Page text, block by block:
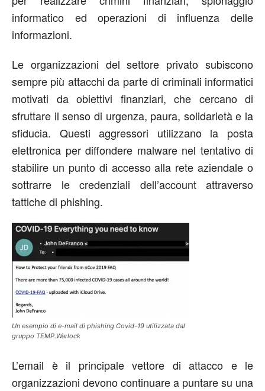
informatico ed operazioni di influenza delle
informazioni.
Le organizzazioni del settore privato subiscono
sempre più attacchi da parte di criminali informatici
motivati da obiettivi finanziari, che cercano di
sfruttare il senso di urgenza, paura, solidarietà e la
sfiducia. Questi aggressori utilizzano la posta
elettronica per diffondere malware nel tentativo di
stabilire un punto di accesso alla rete aziendale o
sottrarre le credenziali dell’account attraverso
tattiche di phishing.
Un esempio di e-mail di phishing Covid-19 utilizzata dal
gruppo TEMP.Warlock
L’email è il principale vettore di attacco e le
organizzazioni devono continuare a puntare su una